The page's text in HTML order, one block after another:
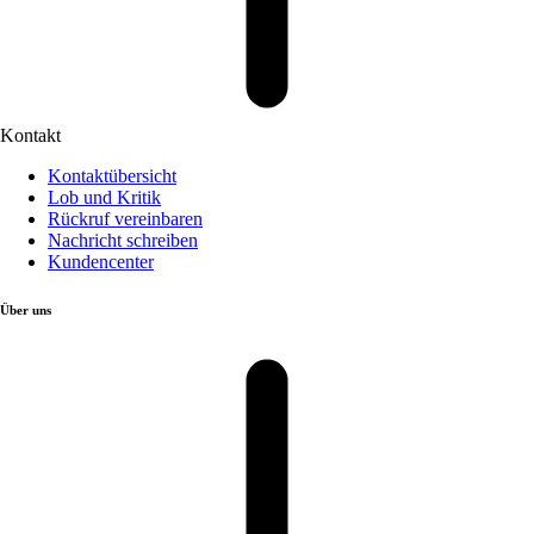
Kontakt
Kontaktübersicht
Lob und Kritik
Rückruf vereinbaren
Nachricht schreiben
Kundencenter
Über uns